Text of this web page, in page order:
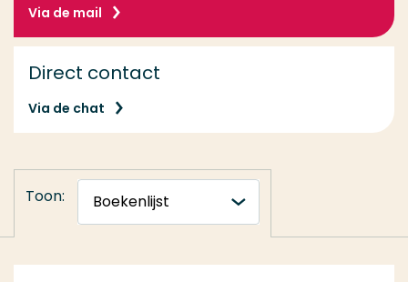
Via de mail
Direct contact
Via de chat
Toon: